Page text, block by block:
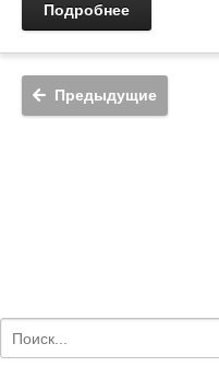
Подробнее
Предыдущие